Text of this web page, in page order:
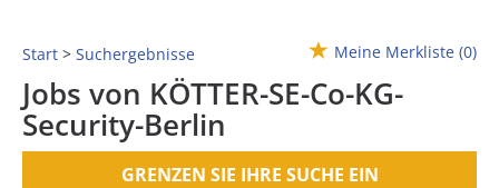
Start Suchergebnisse Meine Merkliste (0)
Jobs von KÖTTER-SE-Co-KG-
Security-Berlin
GRENZEN SIE IHRE SUCHE EIN